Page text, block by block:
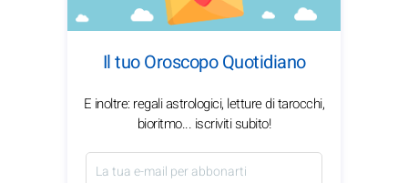
Il tuo Oroscopo Quotidiano
E inoltre: regali astrologici, letture di tarocchi,
bioritmo... iscriviti subito!